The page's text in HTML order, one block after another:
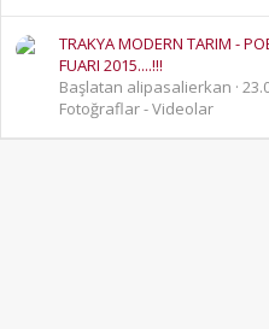
TRAKYA MODERN TARIM -
FUARI 2015....!!!
Başlatan alipasalierkan
Fotoğraflar - Videolar